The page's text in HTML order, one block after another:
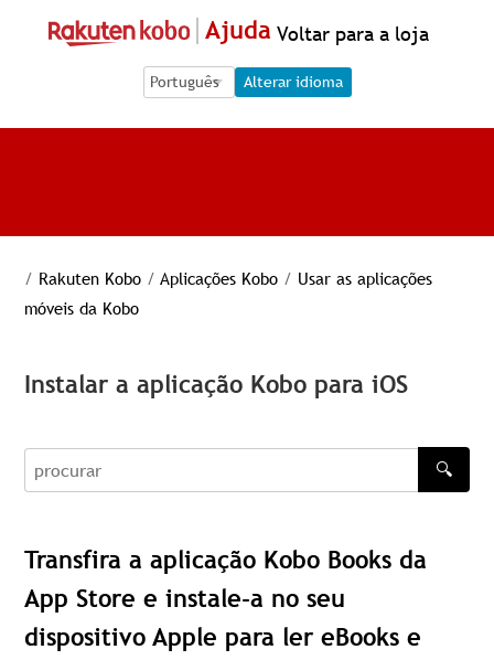
Ajuda Voltar para a loja
Language Selection
Language Selection
Alterar idioma
/ Rakuten Kobo / Aplicações Kobo / Usar as aplicações
móveis da Kobo
Instalar a aplicação Kobo para iOS
procurar
🔍
Transfira a aplicação Kobo Books da
App Store e instale-a no seu
dispositivo Apple para ler eBooks e